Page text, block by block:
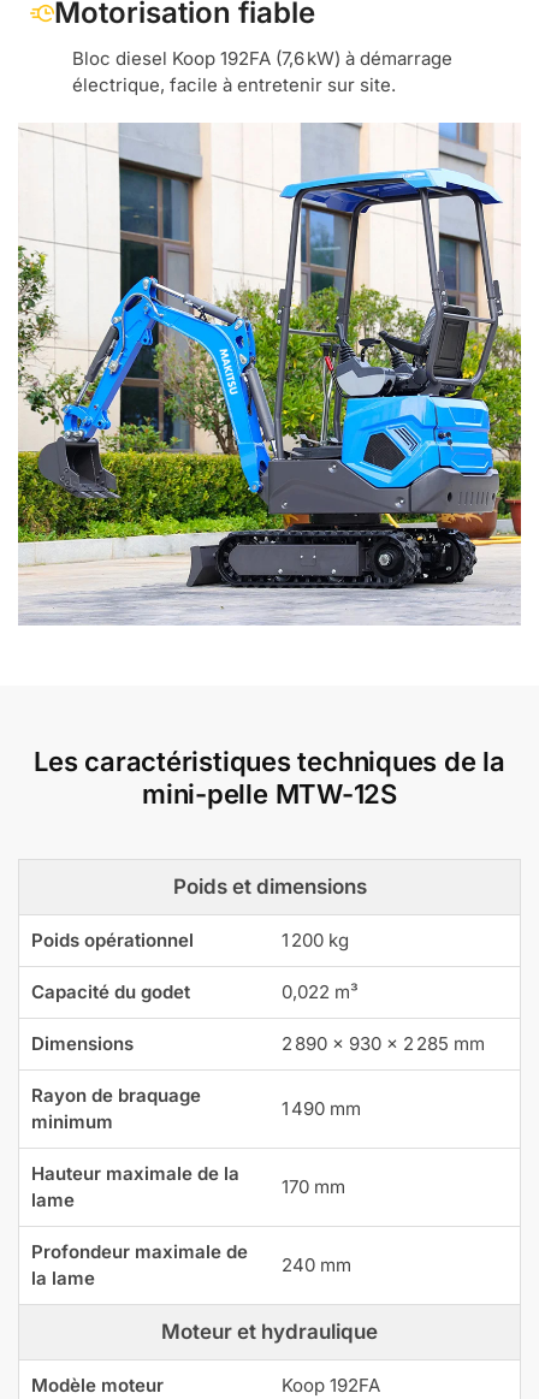
Motorisation fiable
Bloc diesel Koop 192FA (7,6 kW) à démarrage
électrique, facile à entretenir sur site.
Les caractéristiques techniques de la
mini-pelle MTW-12S
Poids et dimensions
Poids opérationnel 1 200 kg
Capacité du godet 0,022 m³
Dimensions 2 890 × 930 × 2 285 mm
Rayon de braquage
minimum
1 490 mm
Hauteur maximale de la
lame
170 mm
Profondeur maximale de
la lame
240 mm
Moteur et hydraulique
Modèle moteur Koop 192FA